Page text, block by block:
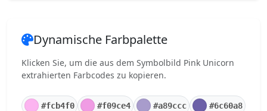
Dynamische Farbpalette
Klicken Sie, um die aus dem Symbolbild Pink Unicorn
extrahierten Farbcodes zu kopieren.
#fcb4f0 #f09ce4 #a89ccc #6c60a8